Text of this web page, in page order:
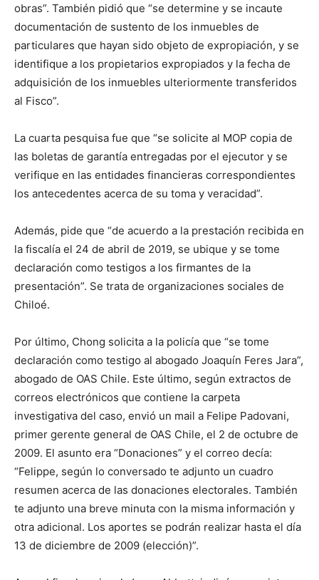
obras”. También pidió que “se determine y se incaute
documentación de sustento de los inmuebles de
particulares que hayan sido objeto de expropiación, y se
identifique a los propietarios expropiados y la fecha de
adquisición de los inmuebles ulteriormente transferidos
al Fisco”.
La cuarta pesquisa fue que “se solicite al MOP copia de
las boletas de garantía entregadas por el ejecutor y se
verifique en las entidades financieras correspondientes
los antecedentes acerca de su toma y veracidad”.
Además, pide que “de acuerdo a la prestación recibida en
la fiscalía el 24 de abril de 2019, se ubique y se tome
declaración como testigos a los firmantes de la
presentación”. Se trata de organizaciones sociales de
Chiloé.
Por último, Chong solicita a la policía que “se tome
declaración como testigo al abogado Joaquín Feres Jara”,
abogado de OAS Chile. Este último, según extractos de
correos electrónicos que contiene la carpeta
investigativa del caso, envió un mail a Felipe Padovani,
primer gerente general de OAS Chile, el 2 de octubre de
2009. El asunto era “Donaciones” y el correo decía:
“Felippe, según lo conversado te adjunto un cuadro
resumen acerca de las donaciones electorales. También
te adjunto una breve minuta con la misma información y
otra adicional. Los aportes se podrán realizar hasta el día
13 de diciembre de 2009 (elección)”.